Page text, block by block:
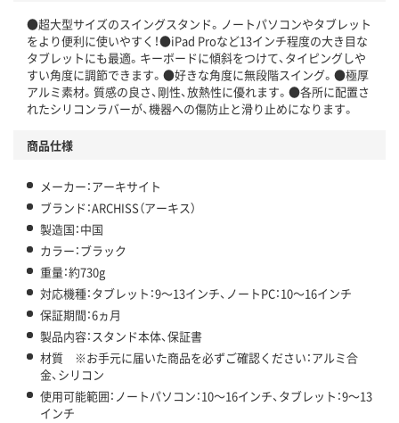
●超大型サイズのスイングスタンド。ノートパソコンやタブレット
をより便利に使いやすく！●iPad Proなど13インチ程度の大き目な
タブレットにも最適。キーボードに傾斜をつけて、タイピングしや
すい角度に調節できます。●好きな角度に無段階スイング。●極厚
アルミ素材。質感の良さ、剛性、放熱性に優れます。●各所に配置さ
れたシリコンラバーが、機器への傷防止と滑り止めになります。
商品仕様
メーカー：アーキサイト
ブランド：ARCHISS（アーキス）
製造国：中国
カラー：ブラック
重量：約730g
対応機種：タブレット：9～13インチ、ノートPC：10～16インチ
保証期間：6ヵ月
製品内容：スタンド本体、保証書
材質 ※お手元に届いた商品を必ずご確認ください：アルミ合
金、シリコン
使用可能範囲：ノートパソコン：10～16インチ、タブレット：9～13
インチ